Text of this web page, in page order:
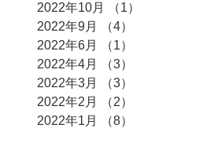
2022年10月
（1）
2022年9月
（4）
2022年6月
（1）
2022年4月
（3）
2022年3月
（3）
2022年2月
（2）
2022年1月
（8）